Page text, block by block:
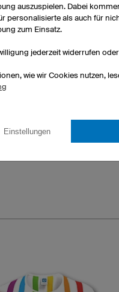
Pure
auszuspielen. Dabei
personalisierte als auch für
zum Einsatz.
jederzeit widerrufen
wie wir Cookies nutzen,
Einstellungen